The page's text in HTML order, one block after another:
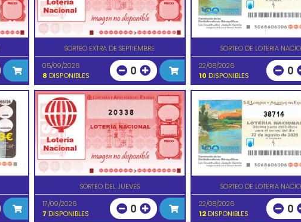
SORTEO EXTRA DE SEPTIEMBRE
05/09/2026
8 DISPONIBLES 0
SORTEO DE LOTERIA
22/08/2026
10 DISPONIBLES 0
20338
SORTEO DEL JUEVES
17/09/2026
7 DISPONIBLES 0
38714
SORTEO DE LOTERIA
22/08/2026
12 DISPONIBLES 0